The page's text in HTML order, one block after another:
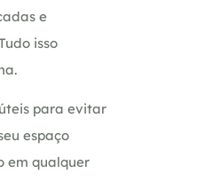
e
isso
para evitar
espaço
em qualquer